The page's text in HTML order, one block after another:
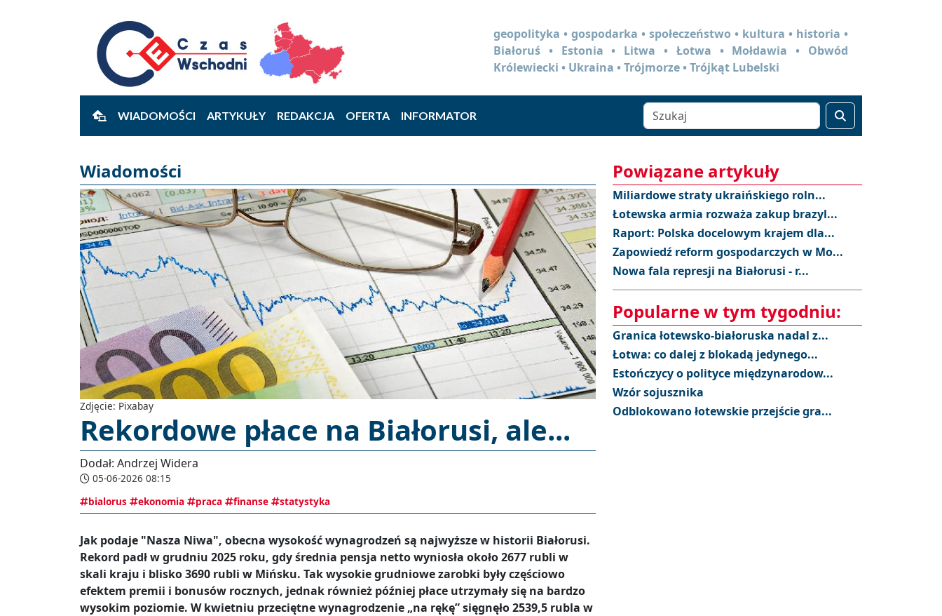
geopolityka • gospodarka • społeczeństwo • kultura • historia •
Białoruś • Estonia • Litwa • Łotwa • Mołdawia • Obwód
Królewiecki • Ukraina • Trójmorze • Trójkąt Lubelski
WIADOMOŚCI ARTYKUŁY REDAKCJA OFERTA INFORMATOR
Wiadomości
Zdjęcie: Pixabay
Rekordowe płace na Białorusi, ale...
Dodał: Andrzej Widera
05-06-2026 08:15
bialorus
ekonomia praca finanse statystyka
Jak podaje "Nasza Niwa", obecna wysokość wynagrodzeń są najwyższe w historii Białorusi.
Rekord padł w grudniu 2025 roku, gdy średnia pensja netto wyniosła około 2677 rubli w
skali kraju i blisko 3690 rubli w Mińsku. Tak wysokie grudniowe zarobki były częściowo
efektem premii i bonusów rocznych, jednak również później płace utrzymały się na bardzo
wysokim poziomie. W kwietniu przeciętne wynagrodzenie „na rękę” sięgnęło 2539,5 rubla w
Powiązane artykuły
Miliardowe straty ukraińskiego roln...
Łotewska armia rozważa zakup brazyl...
Raport: Polska docelowym krajem dla...
Zapowiedź reform gospodarczych w Mo...
Nowa fala represji na Białorusi - r...
Popularne w tym tygodniu:
Granica łotewsko-białoruska nadal z...
Łotwa: co dalej z blokadą jedynego...
Estończycy o polityce międzynarodow...
Wzór sojusznika
Odblokowano łotewskie przejście gra...